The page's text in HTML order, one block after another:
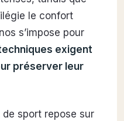
le confort
s’impose pour
exigent
préserver leur
de sport repose sur